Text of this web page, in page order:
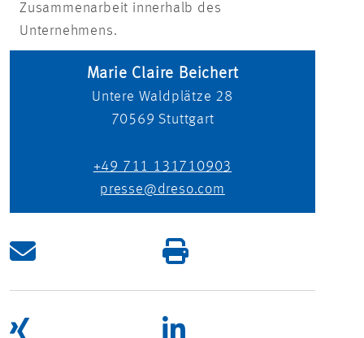
Zusammenarbeit innerhalb des
Unternehmens.
Marie Claire Beichert
Untere Waldplätze 28
70569 Stuttgart
+49 711 131710903
presse@dreso.com